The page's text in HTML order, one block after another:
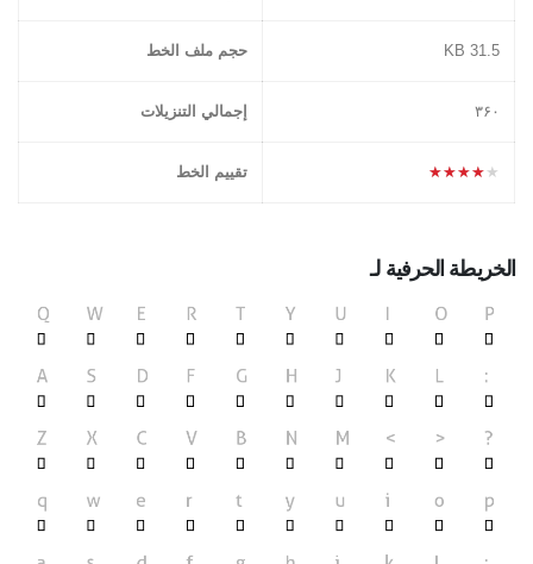
31.5 KB حجم ملف الخط
۳۶۰ إجمالي التنزيلات
★★★★★ تقييم الخط
الخريطة الحرفية لـ